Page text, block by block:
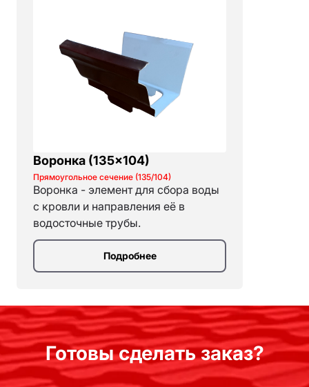
Воронка (135×104)
Прямоугольное сечение (135/104)
Воронка - элемент для сбора воды
с кровли и направления её в
водосточные трубы.
Подробнее
Готовы сделать заказ?